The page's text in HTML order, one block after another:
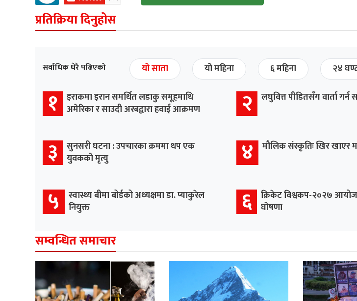
प्रतिक्रिया दिनुहोस
सर्वाधिक धेरै पढिएको यो साता यो महिना ६ महिना २४
१ इराकमा इरान समर्थित लडाकु समूहमाथि
अमेरिका र साउदी अरबद्वारा हवाई आक्रमण
२ लघुवित्त पीडितसँग वार्ता
३ सुनसरी घटना : उपचारका क्रममा थप एक
युवकको मृत्यु
४ मौलिक संस्कृतिः खिर खाएर
५ स्वास्थ्य बीमा बोर्डको अध्यक्षमा डा. प्याकुरेल
नियुक्त
६ क्रिकेट विश्वकप-२०२७
घोषणा
सम्वन्धित समाचार